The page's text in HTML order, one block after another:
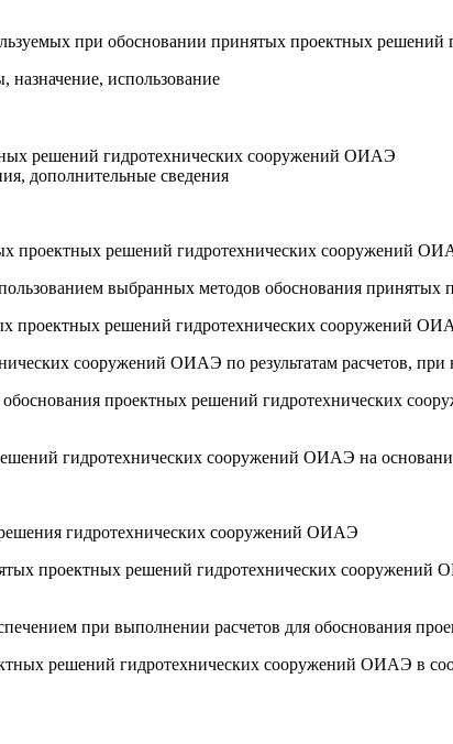
при обосновании принятых проектных
использование
решений гидротехнических сооружений ОИАЭ
дополнительные сведения
проектных решений гидротехнических сооружений
выбранных методов обоснования
проектных решений гидротехнических сооружений
сооружений ОИАЭ по результатам расчетов, при
обоснования проектных решений гидротехнических
гидротехнических сооружений ОИАЭ на
гидротехнических сооружений ОИАЭ
проектных решений гидротехнических сооружений
при выполнении расчетов для обоснования
решений гидротехнических сооружений ОИАЭ в